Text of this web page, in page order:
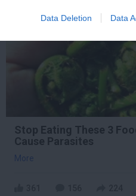
Data Deletion Data
Stop Eating These 3
Cause Parasites
More